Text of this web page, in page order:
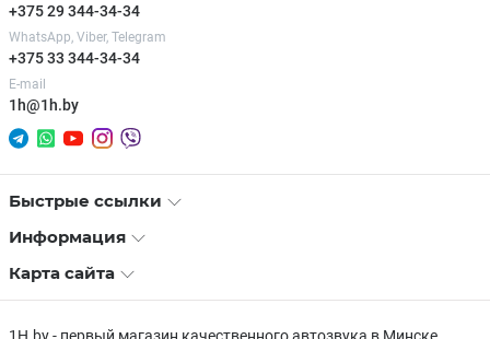
+375 29 344-34-34
WhatsApp, Viber, Telegram
+375 33 344-34-34
E-mail
1h@1h.by
Быстрые ссылки
Информация
Карта сайта